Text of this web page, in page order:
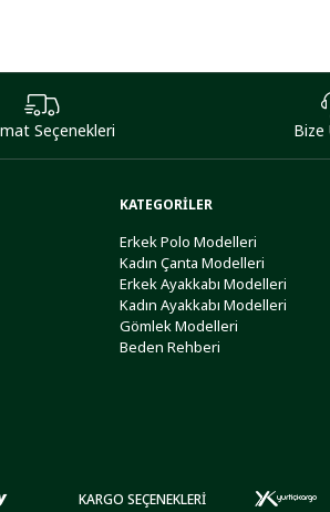
Seçenekleri Bize
KATEGORİLER
Erkek Polo Modelleri
Kadın Çanta Modelleri
Erkek Ayakkabı Modelleri
Kadın Ayakkabı Modelleri
Gömlek Modelleri
Beden Rehberi
KARGO SEÇENEKLERİ